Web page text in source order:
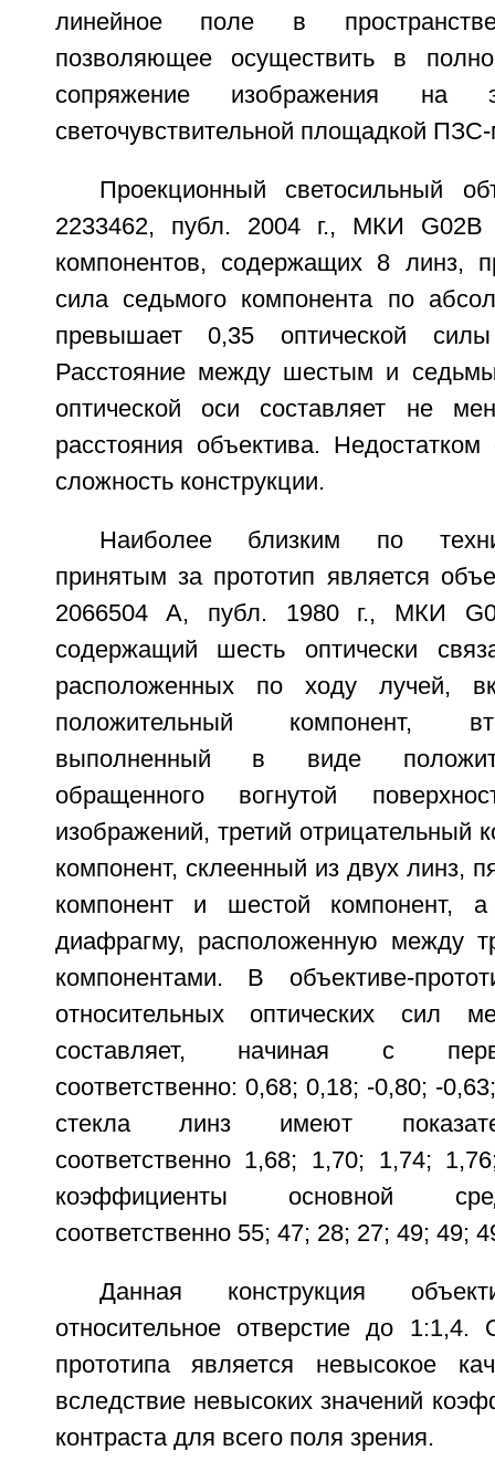
линейное поле в
позволяющее осуществить в
сопряжение изображения
светочувствительной площадкой
Проекционный светосильный
2233462, публ. 2004 г., МКИ G02B
компонентов, содержащих 8 линз,
сила седьмого компонента по
превышает 0,35 оптической
Расстояние между шестым и
оптической оси составляет не
расстояния объектива. Недостатком
сложность конструкции.
Наиболее близким по
принятым за прототип является
2066504 А, публ. 1980 г., МКИ
содержащий шесть оптически
расположенных по ходу лучей,
положительный компонент,
выполненный в виде
обращенного вогнутой
изображений, третий отрицательный
компонент, склеенный из двух линз,
компонент и шестой компонент,
диафрагму, расположенную между
компонентами. В объективе-
относительных оптических сил
составляет, начиная с
соответственно: 0,68; 0,18; -0,80; -
стекла линз имеют
соответственно 1,68; 1,70; 1,74;
коэффициенты основной
соответственно 55; 47; 28; 27; 49; 49;
Данная конструкция
относительное отверстие до 1:1,4.
прототипа является невысокое
вследствие невысоких значений
контраста для всего поля зрения.